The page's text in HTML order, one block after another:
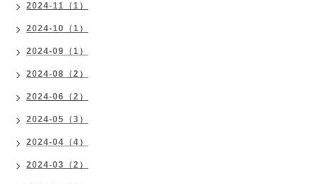
2024-11（1）
2024-10（1）
2024-09（1）
2024-08（2）
2024-06（2）
2024-05（3）
2024-04（4）
2024-03（2）